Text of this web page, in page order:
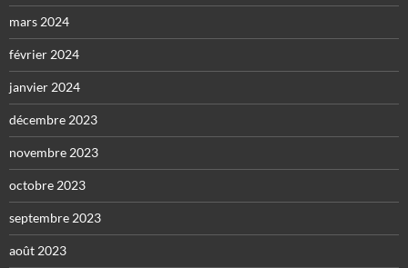
mars 2024
février 2024
janvier 2024
décembre 2023
novembre 2023
octobre 2023
septembre 2023
août 2023